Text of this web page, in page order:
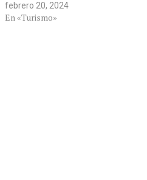
febrero 20, 2024
En «Turismo»